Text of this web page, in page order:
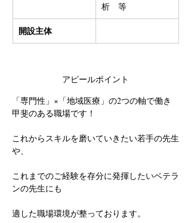
析　等
開設主体
アピールポイント
「専門性」×「地域医療」の2つの軸で働き
甲斐のある職場です！
これからスキルを磨いていきたい若手の先生
や、
これまでのご経験を存分に発揮したいベテラ
ンの先生にも
適した職場環境が整っております。